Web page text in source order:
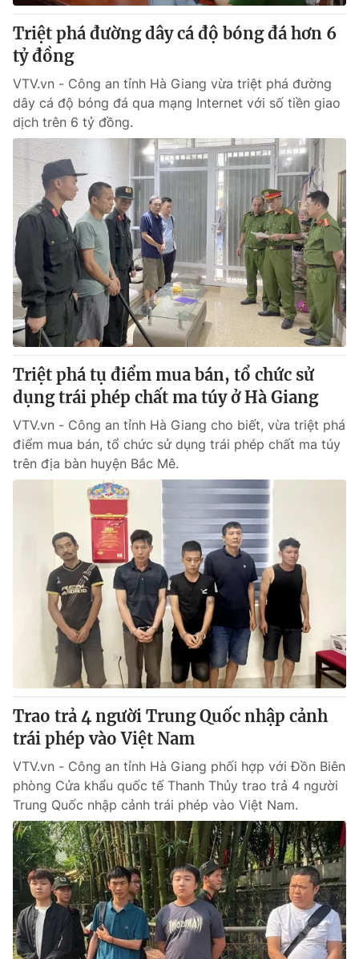
Triệt phá đường dây cá độ bóng đá hơn 6
tỷ đồng
VTV.vn - Công an tỉnh Hà Giang vừa triệt phá đường
dây cá độ bóng đá qua mạng Internet với số tiền giao
dịch trên 6 tỷ đồng.
Triệt phá tụ điểm mua bán, tổ chức sử
dụng trái phép chất ma túy ở Hà Giang
VTV.vn - Công an tỉnh Hà Giang cho biết, vừa triệt phá
điểm mua bán, tổ chức sử dụng trái phép chất ma túy
trên địa bàn huyện Bắc Mê.
Trao trả 4 người Trung Quốc nhập cảnh
trái phép vào Việt Nam
VTV.vn - Công an tỉnh Hà Giang phối hợp với Đồn Biên
phòng Cửa khẩu quốc tế Thanh Thủy trao trả 4 người
Trung Quốc nhập cảnh trái phép vào Việt Nam.